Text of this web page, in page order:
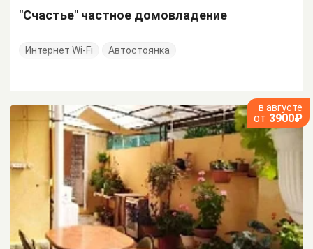
"Счастье" частное домовладение
Интернет Wi-Fi Автостоянка
в августе
от 3900₽